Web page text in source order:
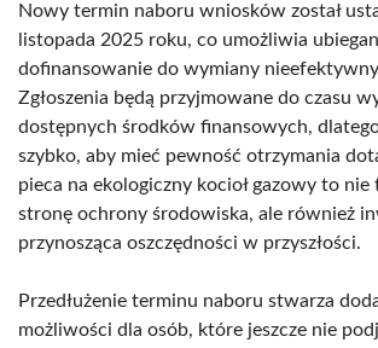
Nowy termin naboru wniosków został
listopada 2025 roku, co umożliwia
dofinansowanie do wymiany
Zgłoszenia będą przyjmowane do czasu
dostępnych środków finansowych,
szybko, aby mieć pewność otrzymania
pieca na ekologiczny kocioł gazowy to
stronę ochrony środowiska, ale również
przynosząca oszczędności w przyszłości.
Przedłużenie terminu naboru stwarza
możliwości dla osób, które jeszcze nie